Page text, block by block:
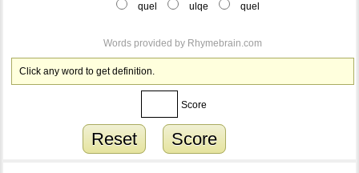
quel
ulqe quel
Words provided by Rhymebrain.com
Click any word to get definition.
Score
Reset Score